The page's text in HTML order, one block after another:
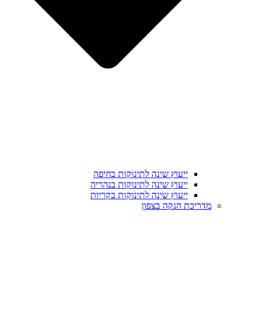
ייעוץ שינה לתינוקות בחיפה
ייעוץ שינה לתינוקות בנהריה
ייעוץ שינה לתינוקות בקריות
מדריכת הנקה בצפון